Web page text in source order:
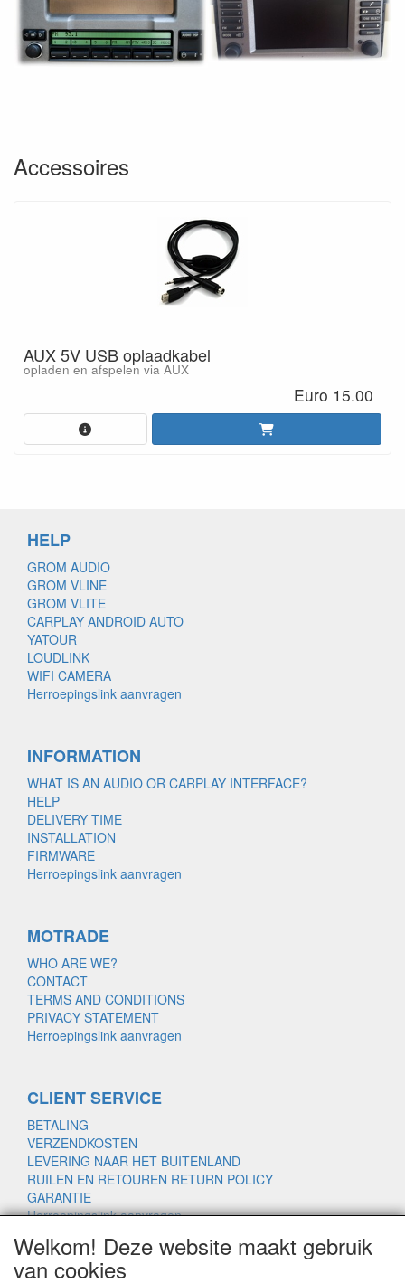
Accessoires
AUX 5V USB oplaadkabel
opladen en afspelen via AUX
Euro 15.00
HELP
GROM AUDIO
GROM VLINE
GROM VLITE
CARPLAY ANDROID AUTO
YATOUR
LOUDLINK
WIFI CAMERA
Herroepingslink aanvragen
INFORMATION
WHAT IS AN AUDIO OR CARPLAY INTERFACE?
HELP
DELIVERY TIME
INSTALLATION
FIRMWARE
Herroepingslink aanvragen
MOTRADE
WHO ARE WE?
CONTACT
TERMS AND CONDITIONS
PRIVACY STATEMENT
Herroepingslink aanvragen
CLIENT SERVICE
BETALING
VERZENDKOSTEN
LEVERING NAAR HET BUITENLAND
RUILEN EN RETOUREN RETURN POLICY
GARANTIE
Herroepingslink aanvragen
Welkom! Deze website maakt gebruik
van cookies